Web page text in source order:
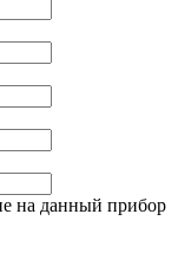
на данный прибор